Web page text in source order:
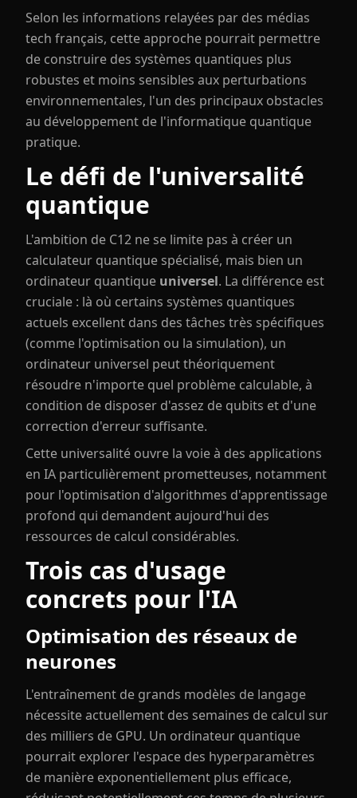
Selon les informations relayées par des médias
tech français, cette approche pourrait permettre
de construire des systèmes quantiques plus
robustes et moins sensibles aux perturbations
environnementales, l'un des principaux obstacles
au développement de l'informatique quantique
pratique.
Le défi de l'universalité
quantique
L'ambition de C12 ne se limite pas à créer un
calculateur quantique spécialisé, mais bien un
ordinateur quantique universel. La différence est
cruciale : là où certains systèmes quantiques
actuels excellent dans des tâches très spécifiques
(comme l'optimisation ou la simulation), un
ordinateur universel peut théoriquement
résoudre n'importe quel problème calculable, à
condition de disposer d'assez de qubits et d'une
correction d'erreur suffisante.
Cette universalité ouvre la voie à des applications
en IA particulièrement prometteuses, notamment
pour l'optimisation d'algorithmes d'apprentissage
profond qui demandent aujourd'hui des
ressources de calcul considérables.
Trois cas d'usage
concrets pour l'IA
Optimisation des réseaux de
neurones
L'entraînement de grands modèles de langage
nécessite actuellement des semaines de calcul sur
des milliers de GPU. Un ordinateur quantique
pourrait explorer l'espace des hyperparamètres
de manière exponentiellement plus efficace,